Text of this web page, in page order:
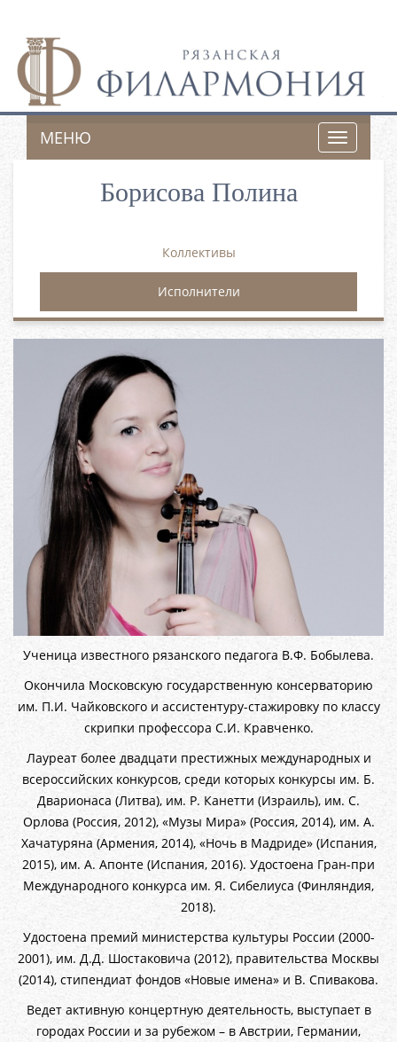
Toggle
МЕНЮ
Борисова Полина
Коллективы
Исполнители
Ученица известного рязанского педагога В.Ф. Бобылева.
Окончила Московскую государственную консерваторию
им. П.И. Чайковского и ассистентуру-стажировку по классу
скрипки профессора С.И. Кравченко.
Лауреат более двадцати престижных международных и
всероссийских конкурсов, среди которых конкурсы им. Б.
Дварионаса (Литва), им. Р. Канетти (Израиль), им. С.
Орлова (Россия, 2012), «Музы Мира» (Россия, 2014), им. А.
Хачатуряна (Армения, 2014), «Ночь в Мадриде» (Испания,
2015), им. А. Апонте (Испания, 2016). Удостоена Гран-при
Международного конкурса им. Я. Сибелиуса (Финляндия,
2018).
Удостоена премий министерства культуры России (2000-
2001), им. Д.Д. Шостаковича (2012), правительства Москвы
(2014), стипендиат фондов «Новые имена» и В. Спивакова.
Ведет активную концертную деятельность, выступает в
городах России и за рубежом – в Австрии, Германии,